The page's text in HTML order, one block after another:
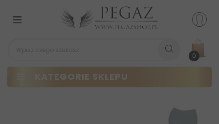
0
KATEGORIE SKLEPU
Przełącz
nawigacji